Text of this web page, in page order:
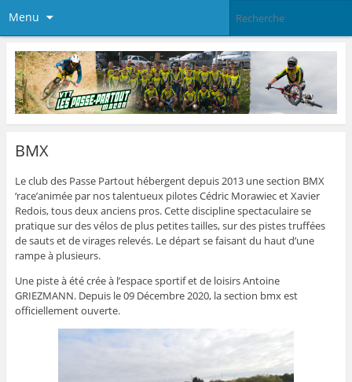
Menu
BMX
Le club des Passe Partout hébergent depuis 2013 une section BMX
‘race’animée par nos talentueux pilotes Cédric Morawiec et Xavier
Redois, tous deux anciens pros. Cette discipline spectaculaire se
pratique sur des vélos de plus petites tailles, sur des pistes truffées
de sauts et de virages relevés. Le départ se faisant du haut d’une
rampe à plusieurs.
Une piste à été crée à l’espace sportif et de loisirs Antoine
GRIEZMANN. Depuis le 09 Décembre 2020, la section bmx est
officiellement ouverte.